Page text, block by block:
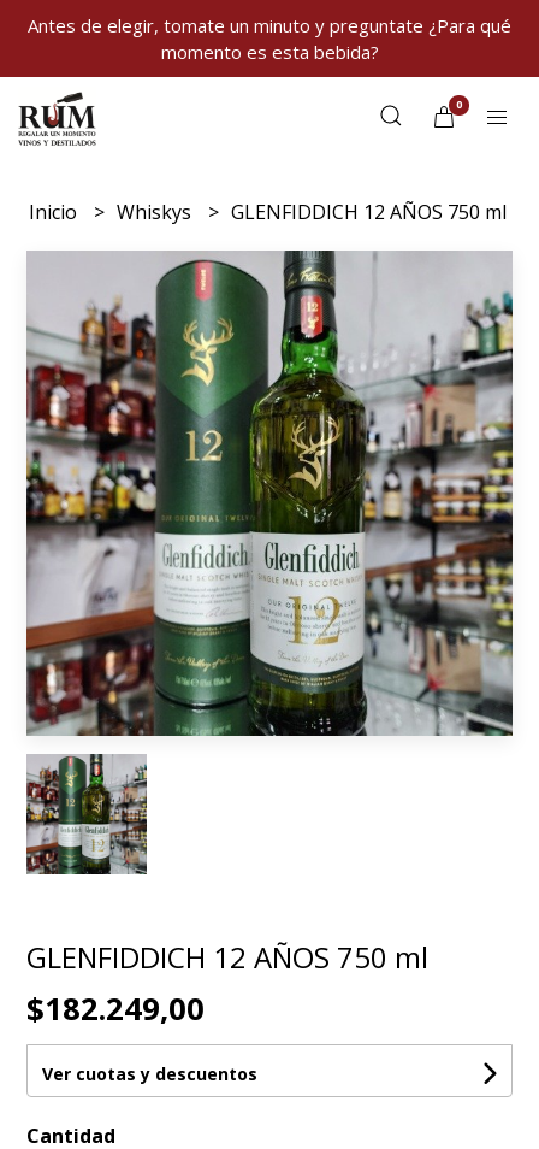
Antes de elegir, tomate un minuto y preguntate ¿Para qué
momento es esta bebida?
0
Inicio Whiskys GLENFIDDICH 12 AÑOS 750 ml
GLENFIDDICH 12 AÑOS 750 ml
$182.249,00
Ver cuotas y descuentos
Cantidad